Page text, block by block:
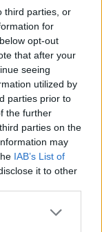
third parties, or
for
opt-out
that after your
seeing
utilized by
parties prior to
the further
parties on the
may
IAB’s List of
it to other
huawei